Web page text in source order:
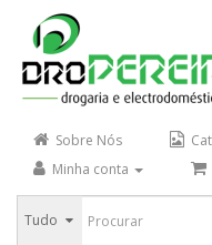
Sobre Nós
Minha conta
Tudo